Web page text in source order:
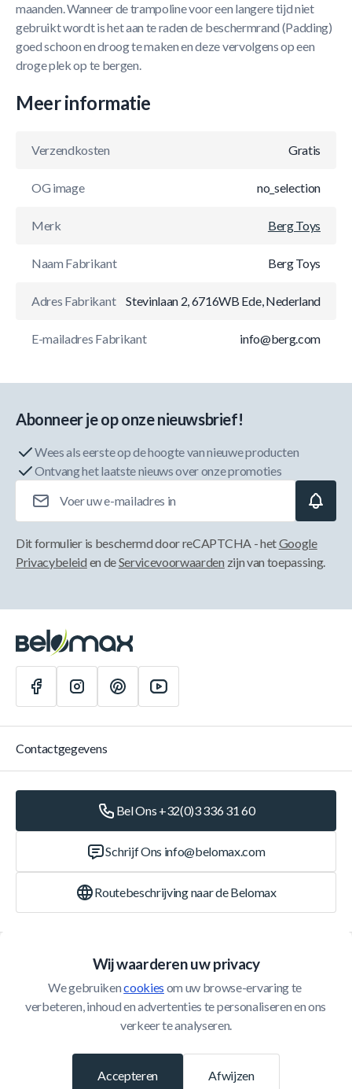
maanden. Wanneer de trampoline voor een langere tijd niet
gebruikt wordt is het aan te raden de beschermrand (Padding)
goed schoon en droog te maken en deze vervolgens op een
droge plek op te bergen.
Meer informatie
Verzendkosten Gratis
OG image no_selection
Merk Berg Toys
Naam Fabrikant Berg Toys
Adres Fabrikant Stevinlaan 2, 6716WB Ede, Nederland
E-mailadres Fabrikant info@berg.com
Wij waarderen uw privacy
We gebruiken cookies om uw browse-ervaring te
verbeteren, inhoud en advertenties te personaliseren en ons
verkeer te analyseren.
Afwijzen
Accepteren
Abonneer je op onze nieuwsbrief!
Wees als eerste op de hoogte van nieuwe producten
Ontvang het laatste nieuws over onze promoties
Dit formulier is beschermd door reCAPTCHA - hetGoogle
Privacybeleid en deServicevoorwaarden zijn van toepassing.
Klantenservice
Contactgegevens
Bel Ons +32(0)3 336 31 60
Schrijf Ons info@belomax.com
Routebeschrijving naar de Belomax